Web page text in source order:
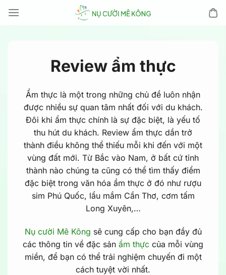
đến
Review ẩm thực
Ẩm thực là một trong những chủ đề luôn nhận
được nhiều sự quan tâm nhất đối với du khách.
Đôi khi ẩm thực chính là sự đặc biệt, là yếu tố
thu hút du khách. Review ẩm thực dần trở
thành điều không thể thiếu mỗi khi đến với một
vùng đất mới. Từ Bắc vào Nam, ở bất cứ tỉnh
thành nào chúng ta cũng có thể tìm thấy điểm
đặc biệt trong văn hóa ẩm thực ở đó như rượu
sim Phú Quốc, lẩu mắm Cần Thơ, cơm tấm
Long Xuyên,…
Nụ cười Mê Kông sẽ cung cấp cho bạn đầy đủ
các thông tin về đặc sản ẩm thực của mỗi vùng
miền, để bạn có thể trải nghiệm chuyến đi một
cách tuyệt vời nhất.